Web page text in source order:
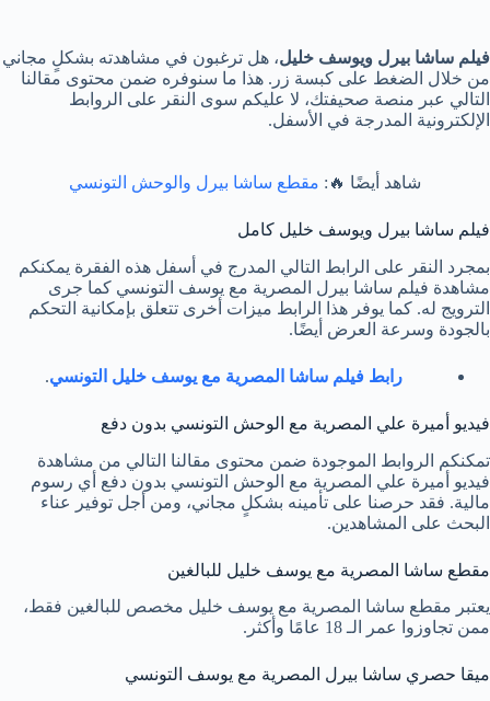
فيلم ساشا بيرل ويوسف خليل، هل ترغبون في مشاهدته بشكلٍ مجاني
من خلال الضغط على كبسة زر. هذا ما سنوفره ضمن محتوى مقالنا
التالي عبر منصة صحيفتك، لا عليكم سوى النقر على الروابط
الإلكترونية المدرجة في الأسفل.
شاهد أيضًا 🔥: مقطع ساشا بيرل والوحش التونسي
فيلم ساشا بيرل ويوسف خليل كامل
بمجرد النقر على الرابط التالي المدرج في أسفل هذه الفقرة يمكنكم
مشاهدة فيلم ساشا بيرل المصرية مع يوسف التونسي كما جرى
الترويج له. كما يوفر هذا الرابط ميزات أخرى تتعلق بإمكانية التحكم
بالجودة وسرعة العرض أيضًا.
رابط فيلم ساشا المصرية مع يوسف خليل التونسي.
فيديو أميرة علي المصرية مع الوحش التونسي بدون دفع
تمكنكم الروابط الموجودة ضمن محتوى مقالنا التالي من مشاهدة
فيديو أميرة علي المصرية مع الوحش التونسي بدون دفع أي رسوم
مالية. فقد حرصنا على تأمينه بشكلٍ مجاني، ومن أجل توفير عناء
البحث على المشاهدين.
مقطع ساشا المصرية مع يوسف خليل للبالغين
يعتبر مقطع ساشا المصرية مع يوسف خليل مخصص للبالغين فقط،
ممن تجاوزوا عمر الـ 18 عامًا وأكثر.
ميقا حصري ساشا بيرل المصرية مع يوسف التونسي